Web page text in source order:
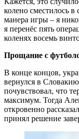
колено сместилось
манера игры – я
я перенёс пять
коленях восемь
Прощание с
В конце концов,
вернулся в
почувствовал, что
максимум. Тогда
откровенно
принял решение